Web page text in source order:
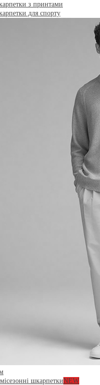
з принтами
для спорту
шкарпеткиNEW